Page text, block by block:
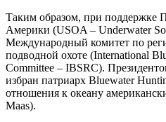
Таким образом, при поддержке
Америки (USOA – Underwater
Международный комитет по
подводной охоте (International
Committee – IBSRC).
избран патриарх Bluewater
отношения к океану
Maas).